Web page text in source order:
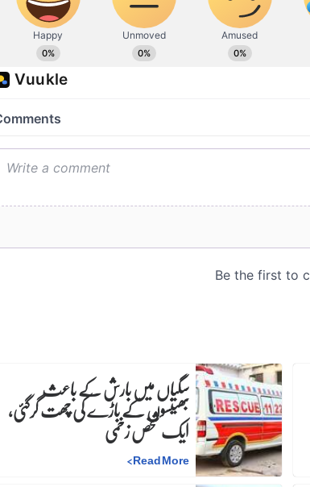
سگیاں میں بارش کے باعث
بھینسوں کے باڑے کی چھت گرگئی،
ایک شخص زخمی
Read More
>